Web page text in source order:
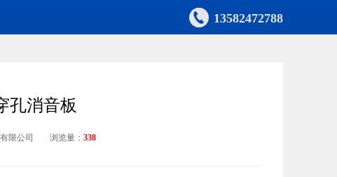
 13582472788
孔消音板
限公司 浏览量： 338